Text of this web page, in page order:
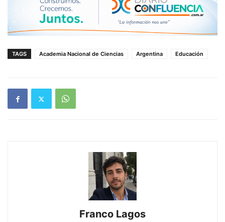
TAGS Academia Nacional de Ciencias Argentina Educación
Franco Lagos